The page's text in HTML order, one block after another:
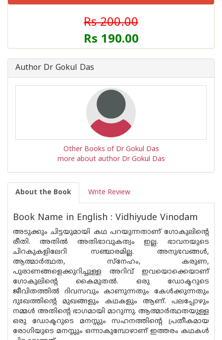
Rs 200.00
Rs 190.00
Author Dr Gokul Das
Other Books of Dr Gokul Das
more about author Dr Gokul Das
About the Book Write Review
Book Name in English : Vidhiyude Vinodam
അടുക്കും ചിട്ടയുമായി കഥ പറയുന്നതാണ് ഗോകുലിൻ്റെ
രീതി. അതിൽ അതിഭാവുകത്വം ഇല്ല. ഭാവനയുടെ
ചിറകുകളിലേറി സഞ്ചാരമില്ല. അനുഭവങ്ങൾ,
ആത്മാർത്ഥത, സ്നേഹം, കരുണ,
പുരാണങ്ങളെക്കുറിച്ചുള്ള അറിവ് ഇവയൊക്കെയാണ്
ഗോകുലിൻ്റെ കൈമുതൽ. ഒരു ഡോക്ടറുടെ
ജീവിതത്തിൽ ദിവസവും കാണുന്നതും കേൾക്കുന്നതും
ദുഃഖത്തിന്റെ മുഖങ്ങളും കഥകളും ആണ്. പലപ്പോഴും
നമ്മൾ അതിന്റെ ഭാഗമായി മാറുന്നു. ആത്മാർത്ഥതയുള്ള
ഒരു ഡോക്ടറുടെ മനസ്സും സഹനത്തിൻ്റെ പ്രതീകമായ
രോഗിയുടെ മനസ്സും ഒന്നാകുമ്പോഴാണ് ഇത്തരം കഥകൾ